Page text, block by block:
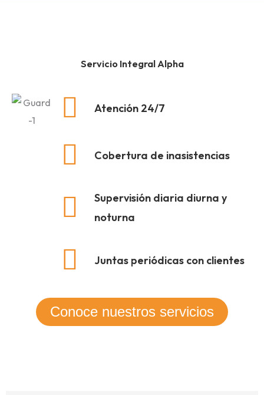
Servicio Integral Alpha
Atención 24/7
Cobertura de inasistencias
Supervisión diaria diurna y
noturna
Juntas periódicas con clientes
Conoce nuestros servicios